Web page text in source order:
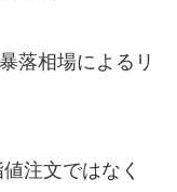
落相場によるリ
注文ではなく